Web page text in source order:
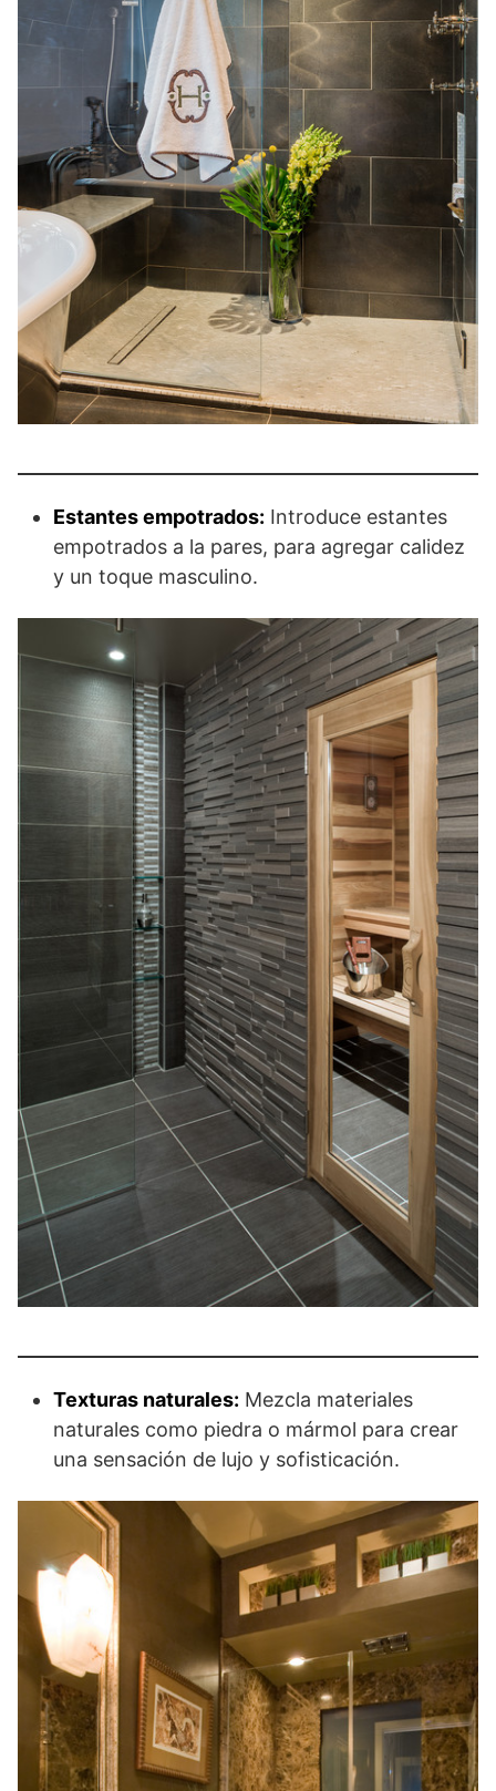
Estantes empotrados: Introduce estantes
empotrados a la pares, para agregar calidez
y un toque masculino.
Texturas naturales: Mezcla materiales
naturales como piedra o mármol para crear
una sensación de lujo y sofisticación.